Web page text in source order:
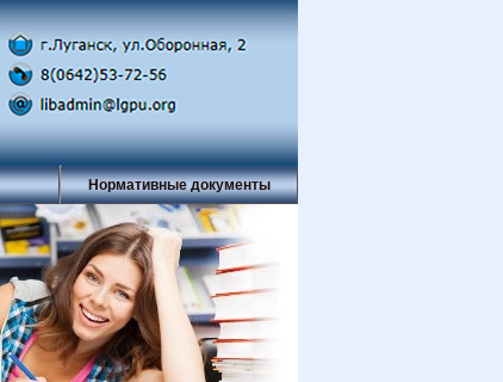
Нормативные документы